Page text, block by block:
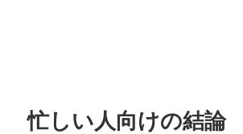
忙しい人向けの結論